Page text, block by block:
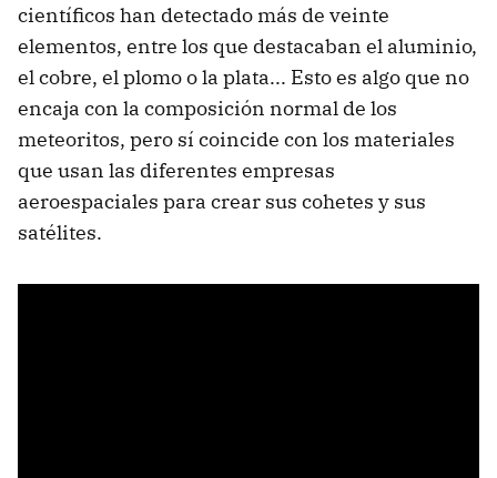
científicos han detectado más de veinte
elementos, entre los que destacaban el aluminio,
el cobre, el plomo o la plata... Esto es algo que no
encaja con la composición normal de los
meteoritos, pero sí coincide con los materiales
que usan las diferentes empresas
aeroespaciales para crear sus cohetes y sus
satélites.